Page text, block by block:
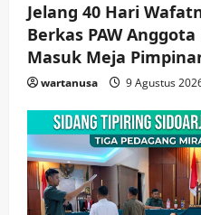
Jelang 40 Hari
Berkas PAW
Masuk Meja
wartanusa 9 Agustus